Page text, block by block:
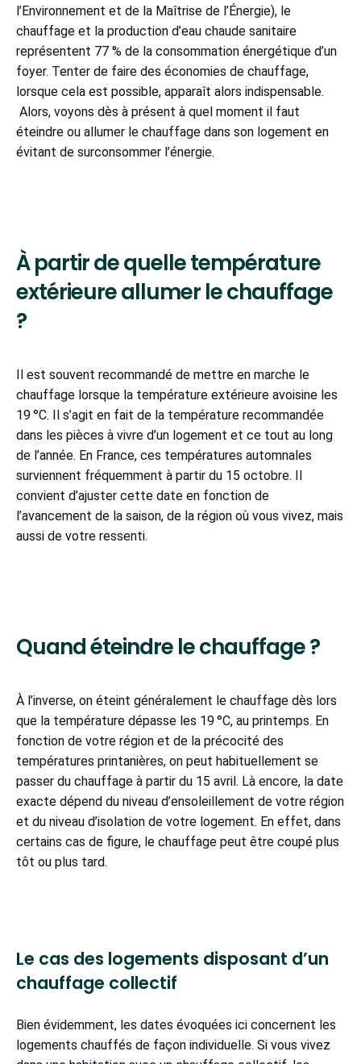
l’Environnement et de la Maîtrise de l’Énergie), le
chauffage et la production d’eau chaude sanitaire
représentent 77 % de la consommation énergétique d’un
foyer. Tenter de faire des économies de chauffage,
lorsque cela est possible, apparaît alors indispensable.
Alors, voyons dès à présent à quel moment il faut
éteindre ou allumer le chauffage dans son logement en
évitant de surconsommer l’énergie.
À partir de quelle température
extérieure allumer le chauffage
?
Il est souvent recommandé de mettre en marche le
chauffage lorsque la température extérieure avoisine les
19 °C. Il s’agit en fait de la température recommandée
dans les pièces à vivre d’un logement et ce tout au long
de l’année. En France, ces températures automnales
surviennent fréquemment à partir du 15 octobre. Il
convient d’ajuster cette date en fonction de
l’avancement de la saison, de la région où vous vivez, mais
aussi de votre ressenti.
Quand éteindre le chauffage ?
À l’inverse, on éteint généralement le chauffage dès lors
que la température dépasse les 19 °C, au printemps. En
fonction de votre région et de la précocité des
températures printanières, on peut habituellement se
passer du chauffage à partir du 15 avril. Là encore, la date
exacte dépend du niveau d’ensoleillement de votre région
et du niveau d’isolation de votre logement. En effet, dans
certains cas de figure, le chauffage peut être coupé plus
tôt ou plus tard.
Le cas des logements disposant d’un
chauffage collectif
Bien évidemment, les dates évoquées ici concernent les
logements chauffés de façon individuelle. Si vous vivez